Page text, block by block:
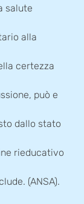
salute
alla
certezza
può e
dallo stato
rieducativo
(ANSA).